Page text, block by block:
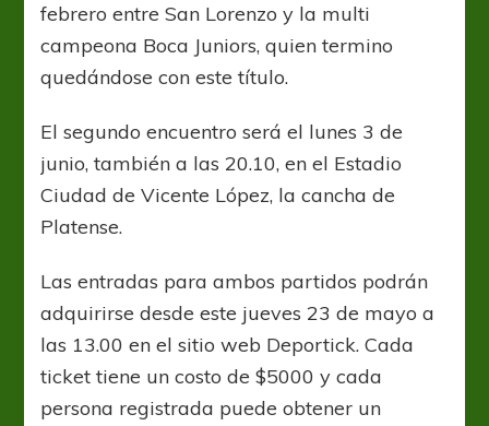
febrero entre San Lorenzo y la multi
campeona Boca Juniors, quien termino
quedándose con este título.
El segundo encuentro será el lunes 3 de
junio, también a las 20.10, en el Estadio
Ciudad de Vicente López, la cancha de
Platense.
Las entradas para ambos partidos podrán
adquirirse desde este jueves 23 de mayo a
las 13.00 en el sitio web Deportick. Cada
ticket tiene un costo de $5000 y cada
persona registrada puede obtener un